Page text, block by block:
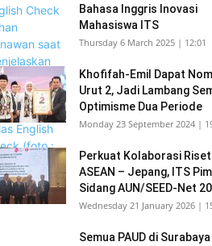
Bahasa Inggris Inovasi
Mahasiswa ITS
Thursday 6 March 2025 | 12:01
Khofifah-Emil Dapat
Urut 2, Jadi Lambang
Optimisme Dua Periode
Monday 23 September 2024 |
Perkuat Kolaborasi Riset
ASEAN – Jepang, ITS
Sidang AUN/SEED-Net
Wednesday 21 January 2026 |
Semua PAUD di